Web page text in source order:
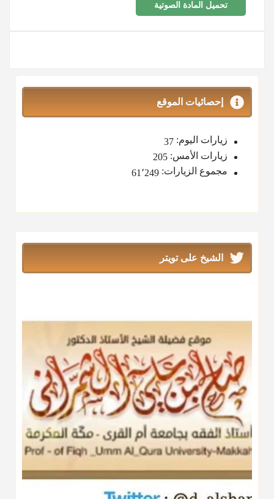
تحميل المادة الصوتية
إحصائيات الموقع
زيارات اليوم: 37
زيارات الأمس: 205
مجموع الزيارات: 61٬249
الشيخ على تويتر